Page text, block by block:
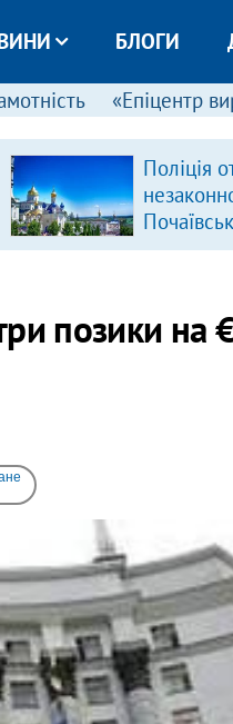
БЛОГИ
«Епіцентр
Поліція
позики на